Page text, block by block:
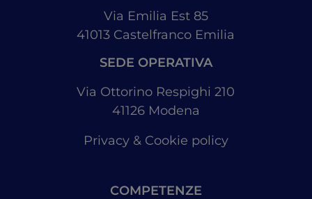
Via Emilia Est 85
41013 Castelfranco Emilia
SEDE OPERATIVA
Via Ottorino Respighi 210
41126 Modena
Privacy & Cookie policy
COMPETENZE